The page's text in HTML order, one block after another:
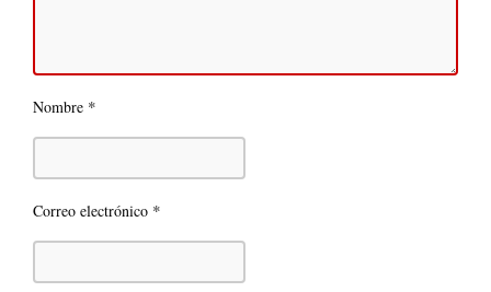
Nombre *
Correo electrónico *